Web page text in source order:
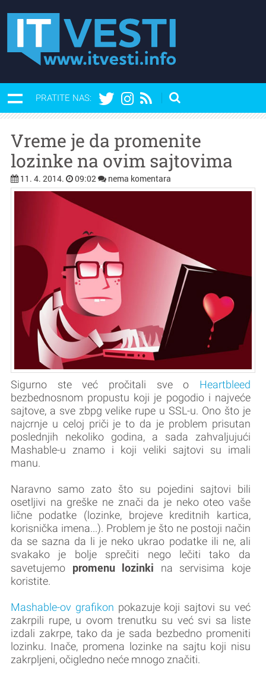
PRATITE NAS:
Vreme je da promenite
lozinke na ovim sajtovima
11. 4. 2014. 09:02 nema komentara
Sigurno ste već pročitali sve o Heartbleed
bezbednosnom propustu koji je pogodio i najveće
sajtove, a sve zbpg velike rupe u SSL-u. Ono što je
najcrnje u celoj priči je to da je problem prisutan
poslednjih nekoliko godina, a sada zahvaljujući
Mashable-u znamo i koji veliki sajtovi su imali
manu.
Naravno samo zato što su pojedini sajtovi bili
osetljivi na greške ne znači da je neko oteo vaše
lične podatke (lozinke, brojeve kreditnih kartica,
korisnička imena...). Problem je što ne postoji način
da se sazna da li je neko ukrao podatke ili ne, ali
svakako je bolje sprečiti nego lečiti tako da
savetujemo promenu lozinki na servisima koje
koristite.
Mashable-ov grafikon pokazuje koji sajtovi su već
zakrpili rupe, u ovom trenutku su već svi sa liste
izdali zakrpe, tako da je sada bezbedno promeniti
lozinku. Inače, promena lozinke na sajtu koji nisu
zakrpljeni, očigledno neće mnogo značiti.